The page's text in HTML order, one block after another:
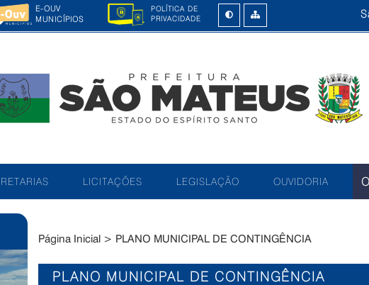
E-OUV
MUNICÍPIOS
POLÍTICA DE
PRIVACIDADE
LICITAÇÕES LEGISLAÇÃO OUVIDORIA
Página Inicial > PLANO MUNICIPAL DE CONTINGÊNCIA
PLANO MUNICIPAL DE CONTINGÊNCIA